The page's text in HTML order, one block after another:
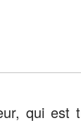
qui